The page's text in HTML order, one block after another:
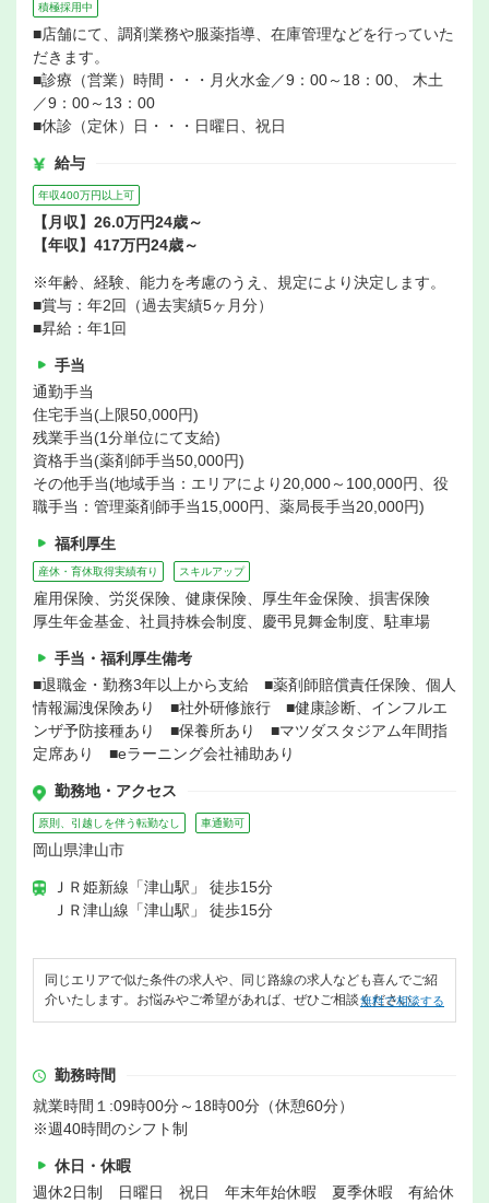
積極採用中
■店舗にて、調剤業務や服薬指導、在庫管理などを行っていた
だきます。
■診療（営業）時間・・・月火水金／9：00～18：00、 木土
／9：00～13：00
■休診（定休）日・・・日曜日、祝日
給与
年収400万円以上可
【月収】26.0万円24歳～
【年収】417万円24歳～
※年齢、経験、能力を考慮のうえ、規定により決定します。
■賞与：年2回（過去実績5ヶ月分）
■昇給：年1回
手当
通勤手当
住宅手当(上限50,000円)
残業手当(1分単位にて支給)
資格手当(薬剤師手当50,000円)
その他手当(地域手当：エリアにより20,000～100,000円、役
職手当：管理薬剤師手当15,000円、薬局長手当20,000円)
福利厚生
産休・育休取得実績有り スキルアップ
雇用保険、労災保険、健康保険、厚生年金保険、損害保険
厚生年金基金、社員持株会制度、慶弔見舞金制度、駐車場
手当・福利厚生備考
■退職金・勤務3年以上から支給 ■薬剤師賠償責任保険、個人
情報漏洩保険あり ■社外研修旅行 ■健康診断、インフルエ
ンザ予防接種あり ■保養所あり ■マツダスタジアム年間指
定席あり ■eラーニング会社補助あり
勤務地・アクセス
原則、引越しを伴う転勤なし 車通勤可
岡山県津山市
ＪＲ姫新線「津山駅」 徒歩15分
ＪＲ津山線「津山駅」 徒歩15分
同じエリアで似た条件の求人や、同じ路線の求人なども喜んでご紹
介いたします。お悩みやご希望があれば、ぜひご相談ください。
無料で相談する
勤務時間
就業時間１:09時00分～18時00分（休憩60分）
※週40時間のシフト制
休日・休暇
週休2日制 日曜日 祝日 年末年始休暇 夏季休暇 有給休